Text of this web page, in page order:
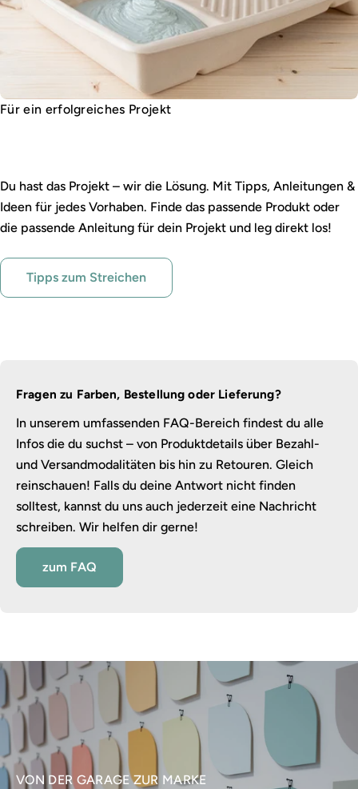
Für ein erfolgreiches Projekt
Du hast das Projekt – wir die Lösung. Mit Tipps, Anleitungen &
Ideen für jedes Vorhaben. Finde das passende Produkt oder
die passende Anleitung für dein Projekt und leg direkt los!
Tipps zum Streichen
Fragen zu Farben, Bestellung oder Lieferung?
In unserem umfassenden FAQ-Bereich findest du alle
Infos die du suchst – von Produktdetails über Bezahl-
und Versandmodalitäten bis hin zu Retouren. Gleich
reinschauen! Falls du deine Antwort nicht finden
solltest, kannst du uns auch jederzeit eine Nachricht
schreiben. Wir helfen dir gerne!
zum FAQ
VON DER GARAGE ZUR MARKE